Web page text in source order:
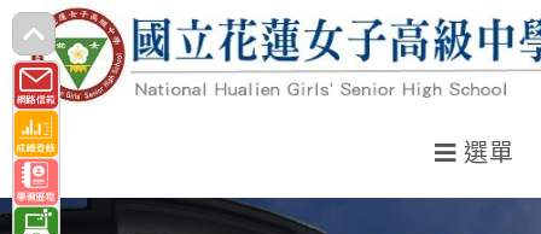
跳
轉
至
主
要
內
選單